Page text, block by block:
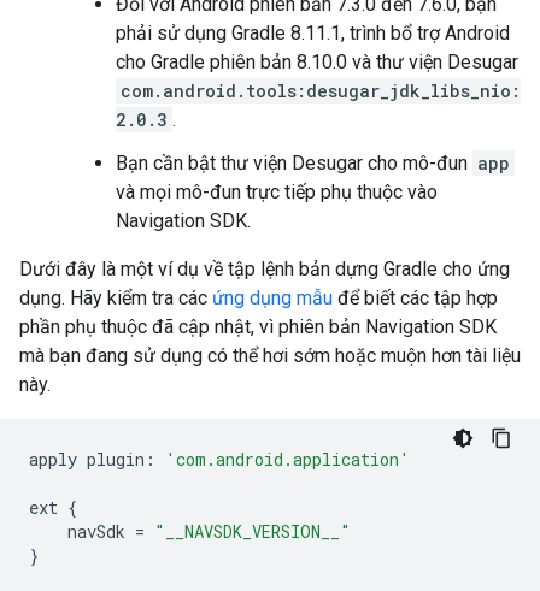
phải sử dụng Gradle 8.11.1, trình bổ trợ Android
cho Gradle phiên bản 8.10.0 và thư viện Desugar
com.android.tools:desugar_jdk_libs_nio:
2.0.3 .
Bạn cần bật thư viện Desugar cho mô-đun app
và mọi mô-đun trực tiếp phụ thuộc vào
Navigation SDK.
Dưới đây là một ví dụ về tập lệnh bản dựng Gradle cho ứng
dụng. Hãy kiểm tra các ứng dụng mẫu để biết các tập hợp
phần phụ thuộc đã cập nhật, vì phiên bản Navigation SDK
mà bạn đang sử dụng có thể hơi sớm hoặc muộn hơn tài liệu
này.
apply plugin : 'com.android.application'
ext {
navSdk = "__NAVSDK_VERSION__"
}